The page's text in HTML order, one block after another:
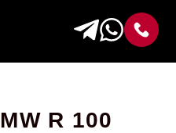
R 100